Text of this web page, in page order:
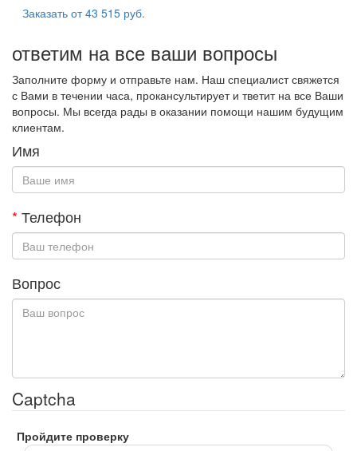
Заказать от43 515 руб.
ответим на все ваши вопросы
Заполните форму и отправьте нам. Наш специалист свяжется
с Вами в течении часа, прокансультирует и тветит на все Ваши
вопросы. Мы всегда рады в оказании помощи нашим будущим
клиентам.
Имя
* Телефон
Вопрос
Captcha
Пройдите проверку